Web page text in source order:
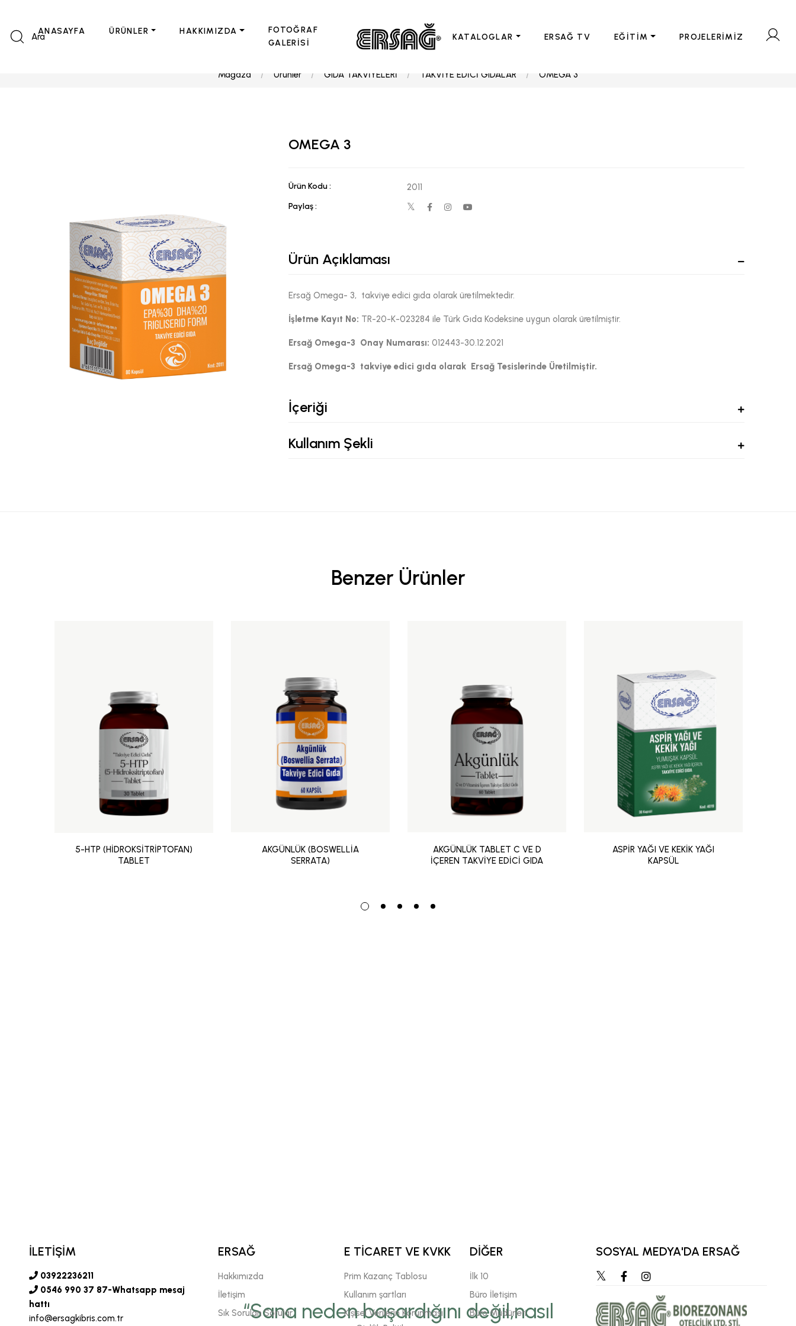
Ara
ANASAYFA ÜRÜNLER HAKKIMIZDA
FOTOĞRAF
GALERİSİ
KATALOGLAR ERSAĞ TV EĞİTİM PROJELERİMİZ
Mağaza Ürünler GIDA TAKVİYELERİ TAKVİYE EDİCİ GIDALAR OMEGA 3
OMEGA 3
Ürün Kodu : 2011
Paylaş :
Ürün Açıklaması
Ersağ Omega- 3, takviye edici gıda olarak üretilmektedir.
İşletme Kayıt No: TR-20-K-023284 ile Türk Gıda Kodeksine uygun olarak üretilmiştir.
Ersağ Omega-3 Onay Numarası: 012443-30.12.2021
Ersağ Omega-3 takviye edici gıda olarak Ersağ Tesislerinde Üretilmiştir.
İçeriği
Kullanım Şekli
Benzer Ürünler
5-HTP (HİDROKSİTRİPTOFAN)
TABLET
AKGÜNLÜK (BOSWELLİA
SERRATA)
AKGÜNLÜK TABLET C VE D
İÇEREN TAKVİYE EDİCİ GIDA
ASPİR YAĞI VE KEKİK YAĞI
KAPSÜL
şirketimiz Ersağ' a
“Sana neden başardığını değil,nasıl
“Zihnimizde en çok
hedef, zamanla
İLETİŞİM
03922236211
0546 990 37 87-Whatsapp mesaj
hattı
info@ersagkibris.com.tr
ERSAĞ
Hakkımızda
İletişim
Sık Sorulan Sorular
E TİCARET VE KVKK
Prim Kazanç Tablosu
Kullanım şartları
Kişisel Verilerin Korunması
DİĞER
İlk 10
Büro İletişim
Büro Müdürleri
SOSYAL MEDYA'DA ERSAĞ